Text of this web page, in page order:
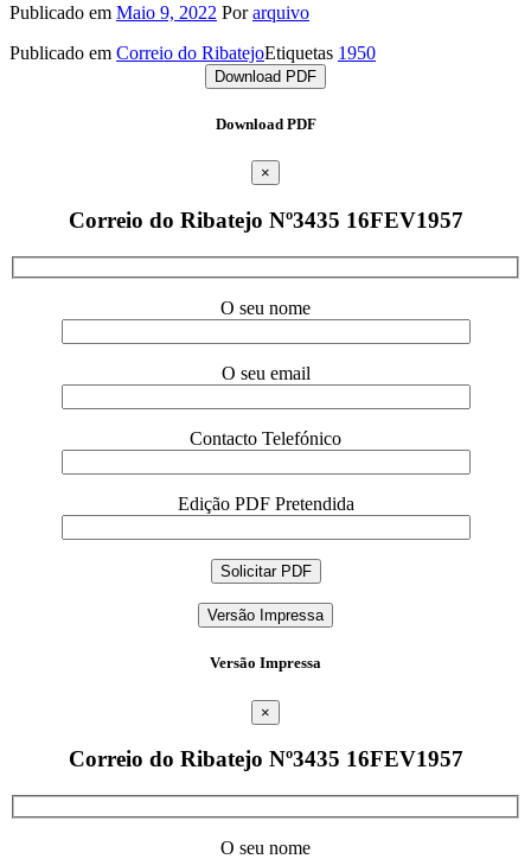
Publicado em Maio 9, 2022 Porarquivo
Publicado em Correio do RibatejoEtiquetas 1950
Download PDF
Download PDF
×
Correio do Ribatejo Nº3435 16FEV1957
O seu nome
O seu email
Contacto Telefónico
Edição PDF Pretendida
Versão Impressa
Versão Impressa
×
Correio do Ribatejo Nº3435 16FEV1957
O seu nome